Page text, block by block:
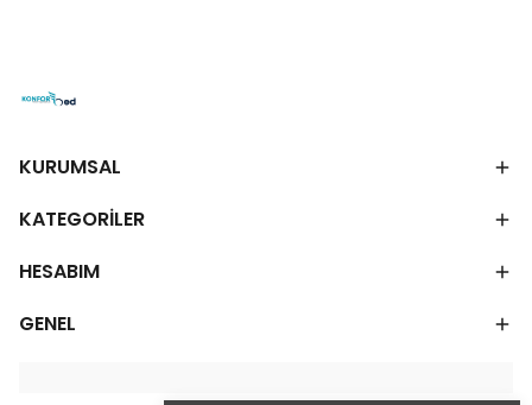
KURUMSAL
KATEGORİLER
HESABIM
GENEL